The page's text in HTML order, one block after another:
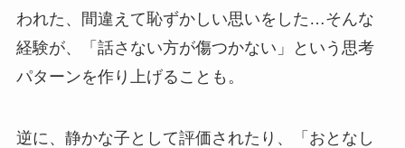
われた、間違えて恥ずかしい思いをした…そんな
経験が、「話さない方が傷つかない」という思考
パターンを作り上げることも。
逆に、静かな子として評価されたり、「おとなし